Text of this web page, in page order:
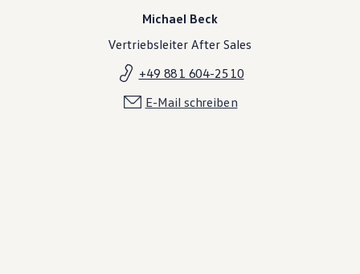
Michael Beck
Vertriebsleiter After Sales
+49 881 604-2510
E-Mail schreiben